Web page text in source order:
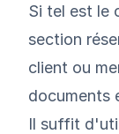
Si tel est le
section
client ou
documents
Il suffit